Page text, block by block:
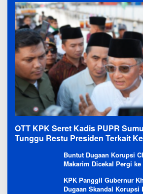
OTT KPK Seret Kadis PUPR
Tunggu Restu Presiden Terkait
Buntut Dugaan Korupsi
Makarim Dicekal Pergi
KPK Panggil Gubernur
Dugaan Skandal Korupsi